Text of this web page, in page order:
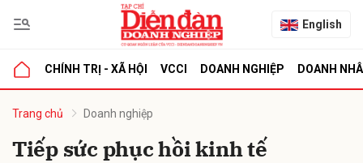
English
CHÍNH TRỊ - XÃ HỘI VCCI DOANH NGHIỆP DOANH
Trang chủ Doanh nghiệp
Tiếp sức phục hồi kinh tế
luận